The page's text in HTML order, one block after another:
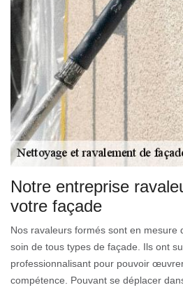
Notre entreprise
votre façade
Nos ravaleurs formés sont en mesure
soin de tous types de façade. Ils ont
professionnalisant pour pouvoir
compétence. Pouvant se déplacer